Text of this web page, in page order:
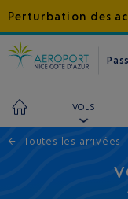
Perturbation des
VOLS
← Toutes les arrivées